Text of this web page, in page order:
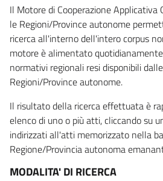
Il Motore di Cooperazione Applicativa
le Regioni/Province autonome
ricerca all'interno dell'intero corpus
motore è alimentato
normativi regionali resi disponibili
Regioni/Province autonome.
Il risultato della ricerca effettuata è
elenco di uno o più atti, cliccando su
indirizzati all'atti memorizzato nella
Regione/Provincia autonoma
MODALITA' DI RICERCA